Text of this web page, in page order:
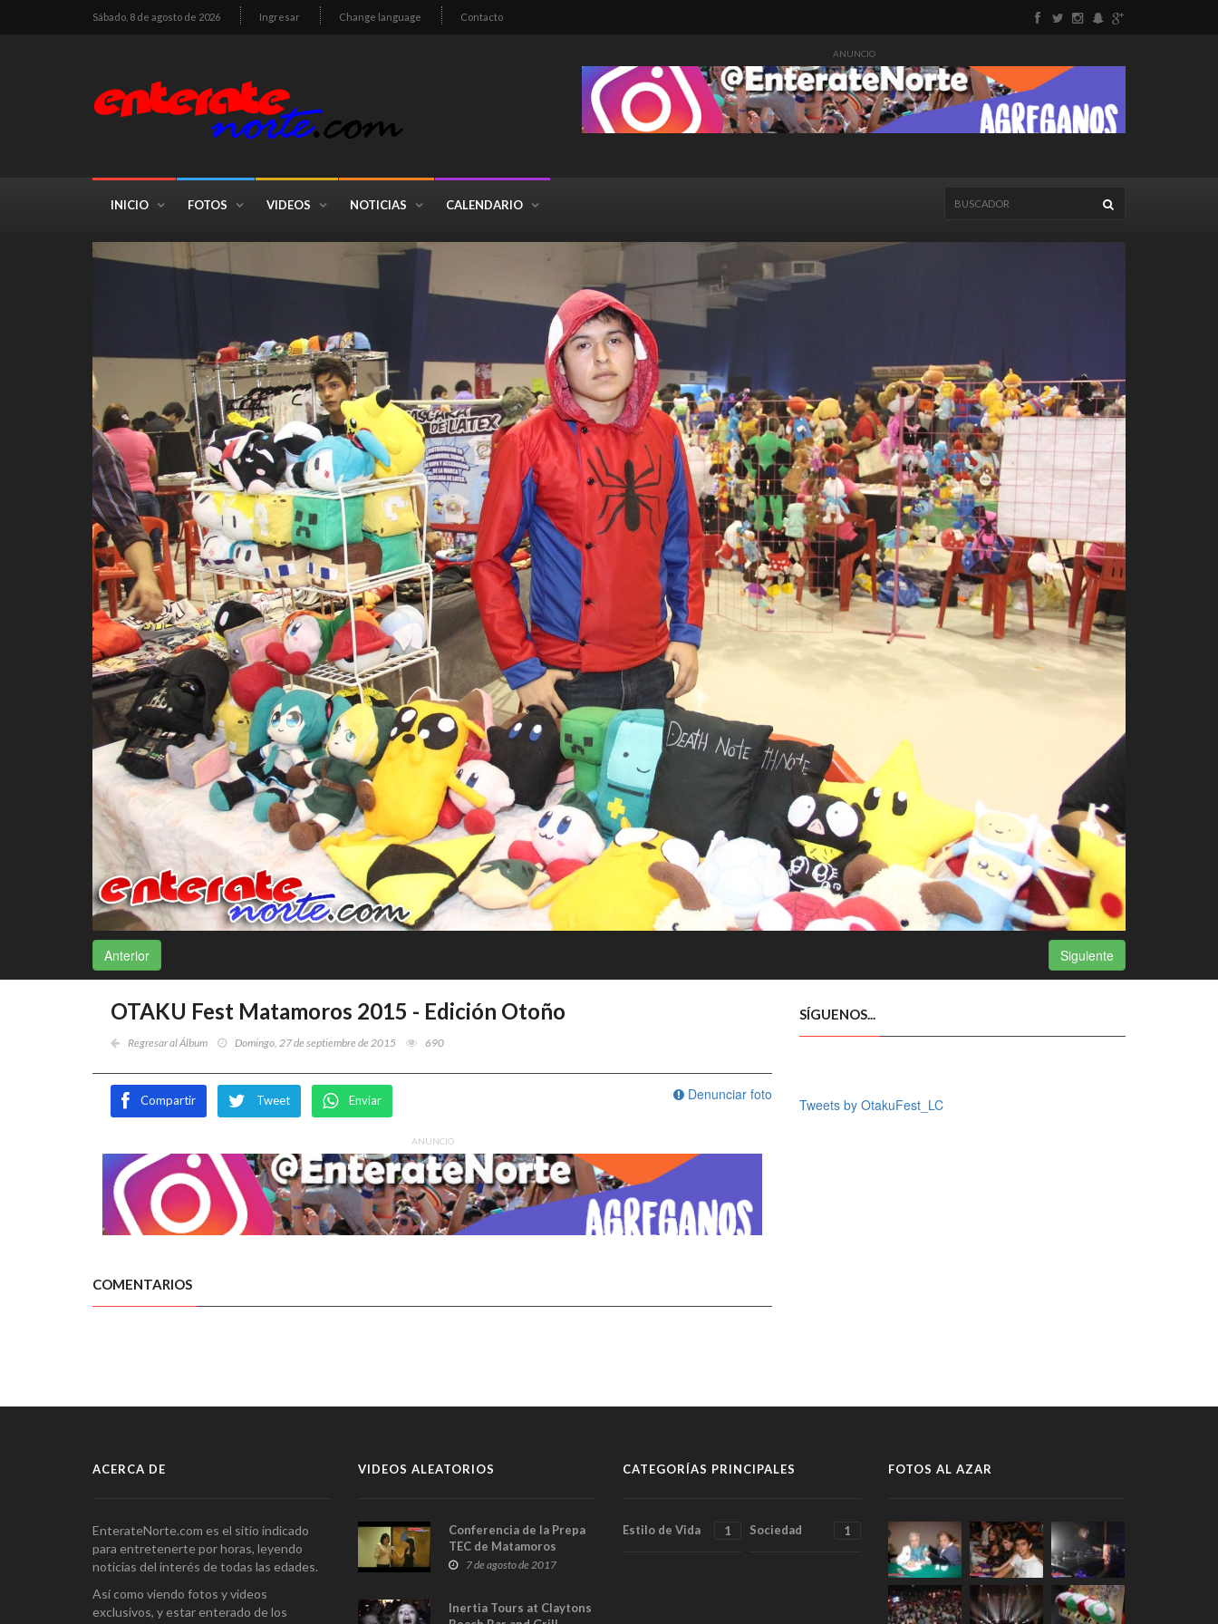
Sábado, 8 de agosto de 2026 Ingresar Change language Contacto
ANUNCIO
INICIO FOTOS VIDEOS NOTICIAS CALENDARIO
Anterior Siguiente
OTAKU Fest Matamoros 2015 - Edición Otoño
Regresar al Álbum Domingo, 27 de septiembre de 2015 690
Denunciar foto
Compartir Tweet Enviar
ANUNCIO
COMENTARIOS
SÍGUENOS...
Tweets by OtakuFest_LC
ACERCA DE
EnterateNorte.com es el sitio indicado
para entretenerte por horas, leyendo
noticias del interés de todas las edades.
Así como viendo fotos y videos
exclusivos, y estar enterado de los
VIDEOS ALEATORIOS
Conferencia de la Prepa
TEC de Matamoros
7 de agosto de 2017
Inertia Tours at Claytons
CATEGORÍAS PRINCIPALES
Estilo de Vida 1 Sociedad 1
FOTOS AL AZAR